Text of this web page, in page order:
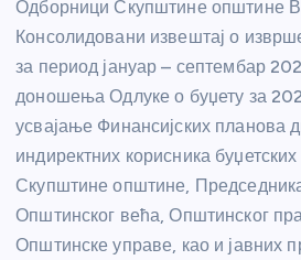
Одборници Скупштине општине
Консолидовани извештај о
за период јануар – септембар
доношења Одлуке о буџету за
усвајање Финансијских планова
индиректних корисника
Скупштине општине,
Општинског већа, Општинског
Општинске управе, као и јавних